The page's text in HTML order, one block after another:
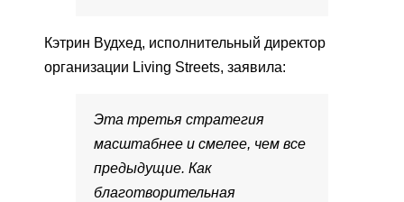
Кэтрин Вудхед, исполнительный директор
организации Living Streets, заявила:
Эта третья стратегия
масштабнее и смелее, чем все
предыдущие. Как
благотворительная